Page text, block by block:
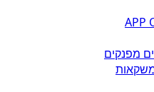
APP
מפנקים